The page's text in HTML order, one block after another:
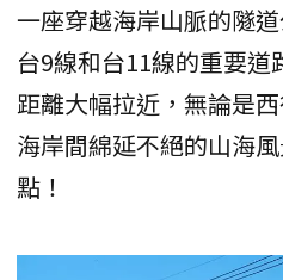
一座穿越海岸山脈的隧
台9線和台11線的重要
距離大幅拉近，無論是
海岸間綿延不絕的山海
點！